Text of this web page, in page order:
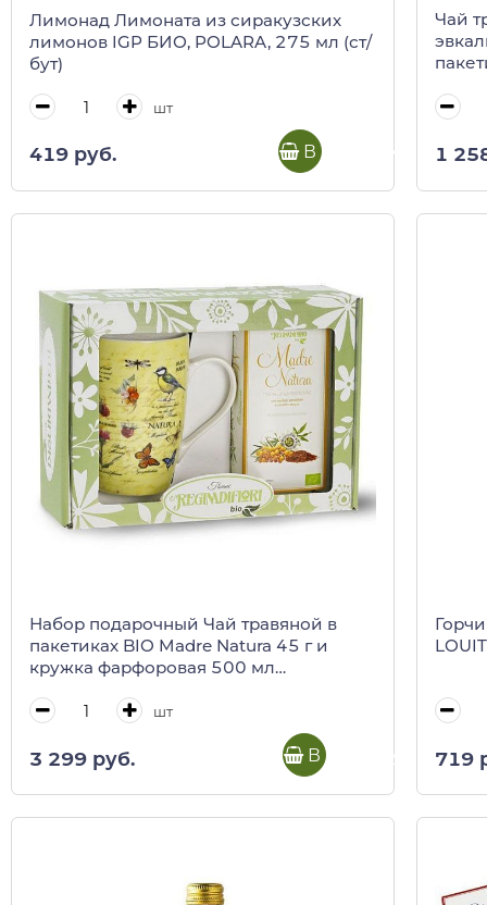
Лимонад Лимоната из сиракузских
лимонов IGP БИО, POLARA, 275 мл (ст/
бут)
шт
419 руб. В корзину
Чай
1
Набор подарочный Чай травяной в
пакетиках BIO Madre Natura 45 г и
кружка фарфоровая 500 мл
шт
3 299 руб. В корзину 719